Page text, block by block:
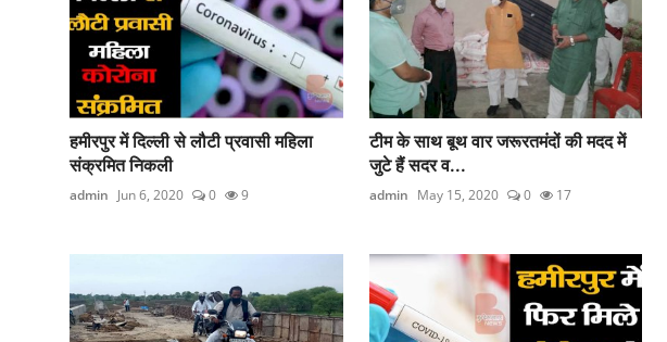
हमीरपुर में दिल्ली से लौटी प्रवासी महिला
संक्रमित निकली
admin Jun 6, 2020 0 9
टीम के साथ बूथ वार जरूरतमंदों की मदद में
जुटे हैं सदर व...
admin May 15, 2020 0 17